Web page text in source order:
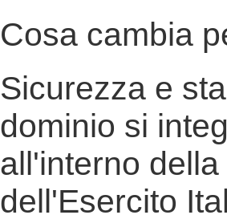
Cosa cambia
Sicurezza e
dominio si
all'interno
dell'Esercito